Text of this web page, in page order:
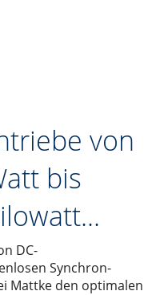
von
bis
DC-
Synchron-
Mattke den optimalen